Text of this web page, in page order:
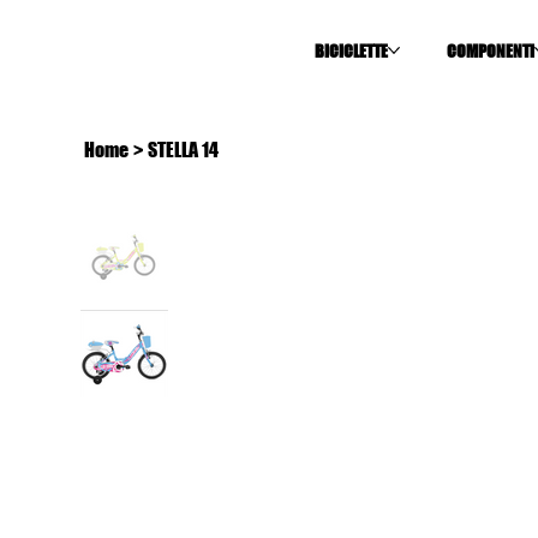
BICICLETTE COMPONENTI
Home > STELLA 14